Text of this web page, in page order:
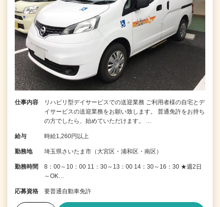
仕事内容
リハビリ型デイサービスでの送迎業務 ご利用者様の自宅とデ
イサービスの送迎業務をお願い致します。 普通免許をお持ち
の方でしたら、始めていただけます。 …
給与 時給1,260円以上
勤務地 埼玉県さいたま市（大宮区・浦和区・南区）
勤務時間
8：00～10：00 11：30～13：00 14：30～16：30 ★週2日
～OK…
応募資格 要普通自動車免許